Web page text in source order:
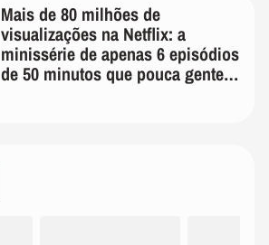
Mais de 80 milhões de
visualizações na Netflix: a
minissérie de apenas 6 episódios
de 50 minutos que pouca gente